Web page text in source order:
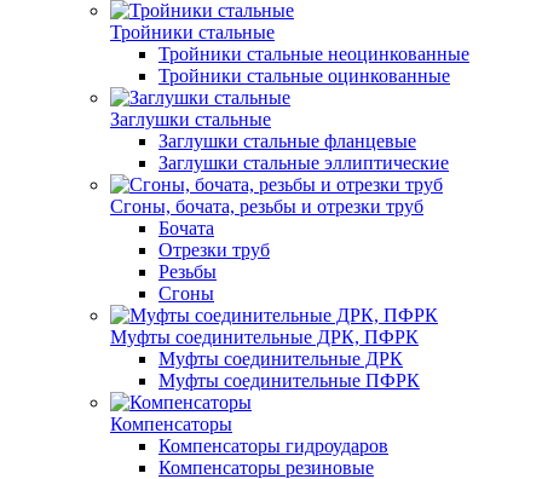
Тройники стальные
Тройники стальные неоцинкованные
Тройники стальные оцинкованные
Заглушки стальные
Заглушки стальные фланцевые
Заглушки стальные эллиптические
Сгоны, бочата, резьбы и отрезки труб
Бочата
Отрезки труб
Резьбы
Сгоны
Муфты соединительные ДРК, ПФРК
Муфты соединительные ДРК
Муфты соединительные ПФРК
Компенсаторы
Компенсаторы гидроударов
Компенсаторы резиновые